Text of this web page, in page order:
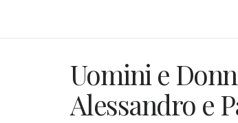
Uomini e
Alessandro e